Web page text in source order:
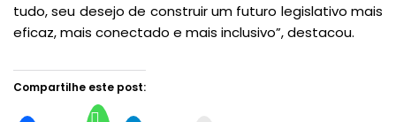
tudo, seu desejo de construir um futuro legislativo mais
eficaz, mais conectado e mais inclusivo”, destacou.
Compartilhe este post: